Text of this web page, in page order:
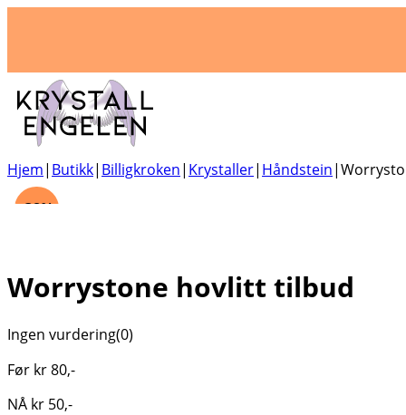
Hjem| Butikk| Billigkroken| Krystaller| Håndstein|
Worrystone hovlitt tilbud
Ingen vurdering(0)
Før kr80,-
NÅ kr 50,-
-38%